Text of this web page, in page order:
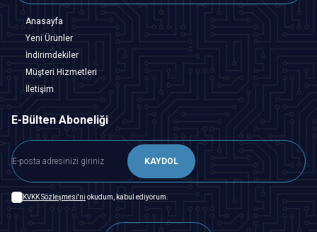
Anasayfa
Yeni Ürünler
İndirimdekiler
Müşteri Hizmetleri
İletişim
E-Bülten Aboneliği
KAYDOL
KVKK Sözleşmesi'ni okudum, kabul ediyorum.